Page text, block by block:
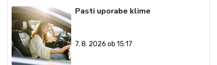
Pasti uporabe klime
7. 8. 2026 ob 15:17